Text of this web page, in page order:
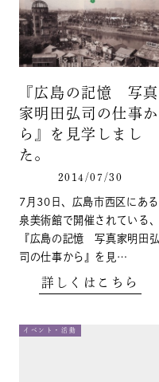
『広島の記憶 写真
家明田弘司の仕事か
ら』を見学しまし
た。
2014/07/30
7月30日、広島市西区にある
泉美術館で開催されている、
『広島の記憶 写真家明田弘
司の仕事から』を見…
詳しくはこちら
イベント・活動